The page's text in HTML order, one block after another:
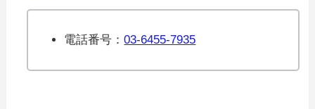
電話番号：03-6455-7935